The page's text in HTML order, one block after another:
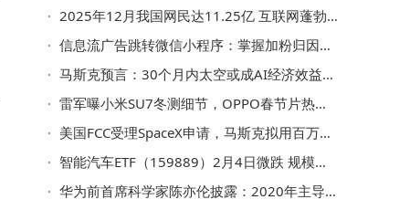
2025年12月我国网民达11.25亿 互联网蓬勃发展成果惠及广泛群体
信息流广告跳转微信小程序：掌握加粉归因，让广告投放精准高效
马斯克预言：30个月内太空或成AI经济效益应用新蓝海
雷军曝小米SU7冬测细节，OPPO春节片热映，vivo创新奖揭晓，荣耀新折叠屏入网
美国FCC受理SpaceX申请，马斯克拟用百万卫星构建地球轨道计算网络
智能汽车ETF（159889）2月4日微跌 规模流动性及重仓股情况一览
华为前首席科学家陈亦伦披露：2020年主导团队实现端到端自动驾驶关键突破